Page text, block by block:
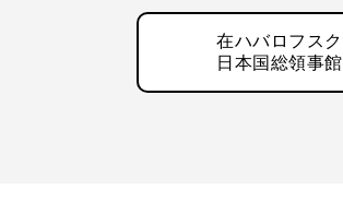
在ハバロフスク
日本国総領事館